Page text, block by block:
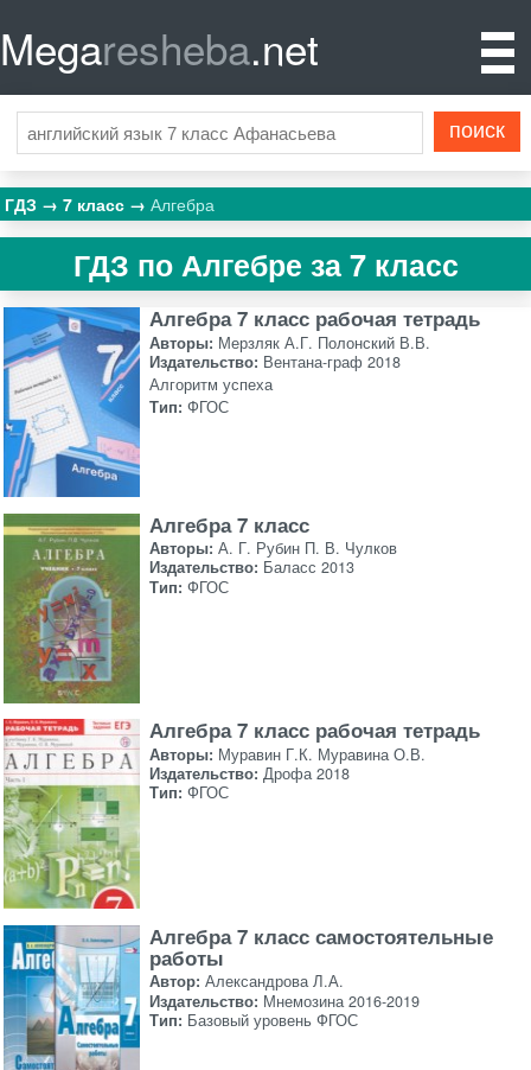
Megaresheba.net
ГДЗ 7 класс Алгебра
ГДЗ по Алгебре за 7 класс
Алгебра 7 класс рабочая тетрадь
Авторы: Мерзляк А.Г. Полонский В.В.
Издательство: Вентана-граф 2018
Алгоритм успеха
Тип: ФГОС
Алгебра 7 класс
Авторы: А. Г. Рубин П. В. Чулков
Издательство: Баласс 2013
Тип: ФГОС
Алгебра 7 класс рабочая тетрадь
Авторы: Муравин Г.К. Муравина О.В.
Издательство: Дрофа 2018
Тип: ФГОС
Алгебра 7 класс самостоятельные
работы
Автор: Александрова Л.А.
Издательство: Мнемозина 2016-2019
Тип: Базовый уровень ФГОС